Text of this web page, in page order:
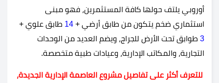
أوروبي يلتف حولها كافة المستثمرين، فهو مبنى
استثماري ضخم يتكون من طابق أرضي + 14 طابق علوي +
3 طوابق تحت الأرض للجراج، ويضم العديد من الوحدات
التجارية، والمكاتب الإدارية، وعيادات طبية متخصصة.
للتعرف أكثر على تفاصيل مشروع العاصمة الإدارية الجديدة،